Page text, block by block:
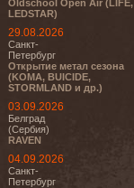
Oldschool Open Air (LIFE,
LEDSTAR)
29.08.2026
Санкт-
Петербург
Открытие метал сезона
(KOMA, BUICIDE,
STORMLAND и др.)
03.09.2026
Белград
(Сербия)
RAVEN
04.09.2026
Санкт-
Петербург